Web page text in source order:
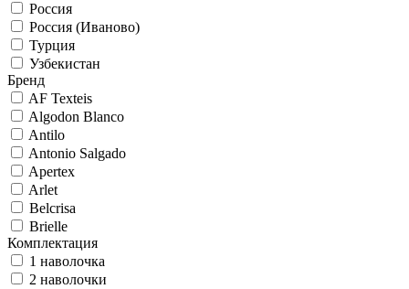
Россия
Россия (Иваново)
Турция
Узбекистан
Бренд
AF Texteis
Algodon Blanco
Antilo
Antonio Salgado
Apertex
Arlet
Belcrisa
Brielle
Комплектация
1 наволочка
2 наволочки